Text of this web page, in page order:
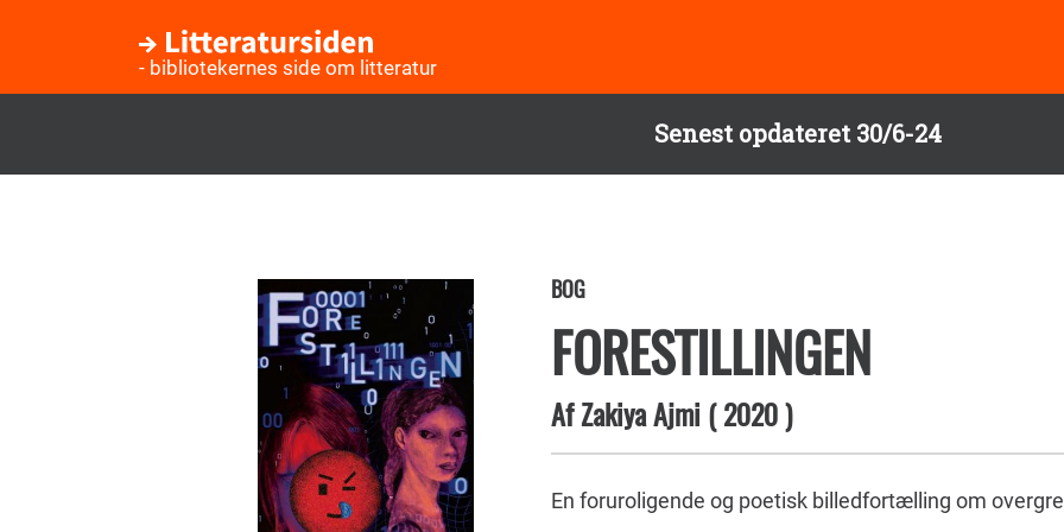
Senest opdateret 30/6-24
- bibliotekernes side om litteratur
BOG
FORESTILLINGEN
AfZakiya Ajmi (2020)
En foruroligende og poetisk billedfortælling om